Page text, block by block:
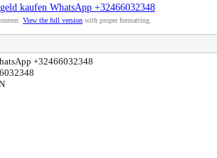
kaufen WhatsApp +32466032348
View the full version with proper formatting.
+32466032348